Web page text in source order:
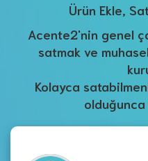
Ürün Ekle,
Acente2'nin genel
satmak ve
Kolayca